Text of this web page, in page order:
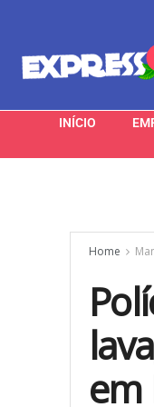
INÍCIO
Home
em